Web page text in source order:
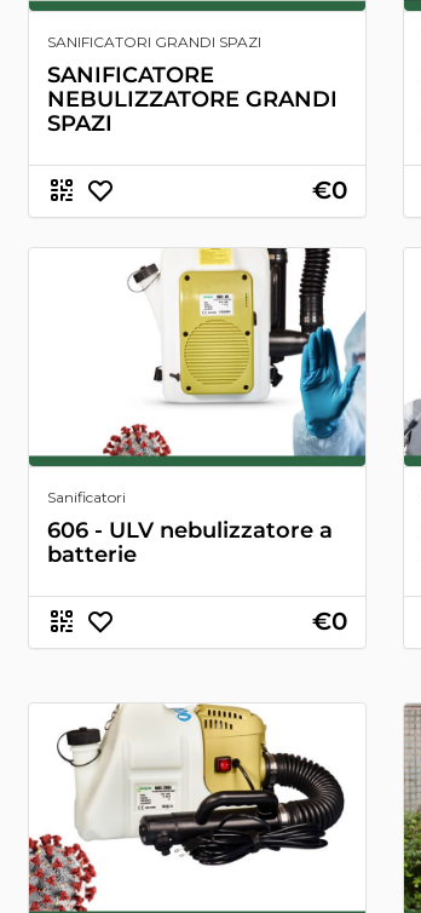
SANIFICATORI GRANDI SPAZI
SANIFICATORE
NEBULIZZATORE GRANDI
SPAZI
€0
Sanificatori
606 - ULV nebulizzatore a
batterie
€0